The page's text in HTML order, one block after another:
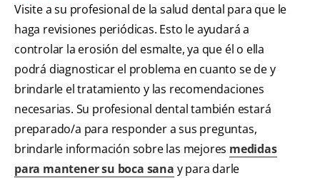
Visite a su profesional de la salud dental para que le
haga revisiones periódicas. Esto le ayudará a
controlar la erosión del esmalte, ya que él o ella
podrá diagnosticar el problema en cuanto se de y
brindarle el tratamiento y las recomendaciones
necesarias. Su profesional dental también estará
preparado/a para responder a sus preguntas,
brindarle información sobre las mejores medidas
para mantener su boca sana y para darle